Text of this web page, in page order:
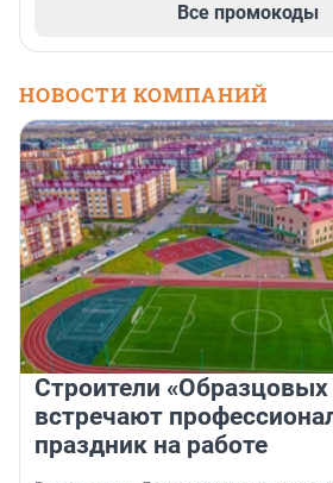
Все промокоды
НОВОСТИ КОМПАНИЙ
Строители «Образцовых
встречают
праздник на работе